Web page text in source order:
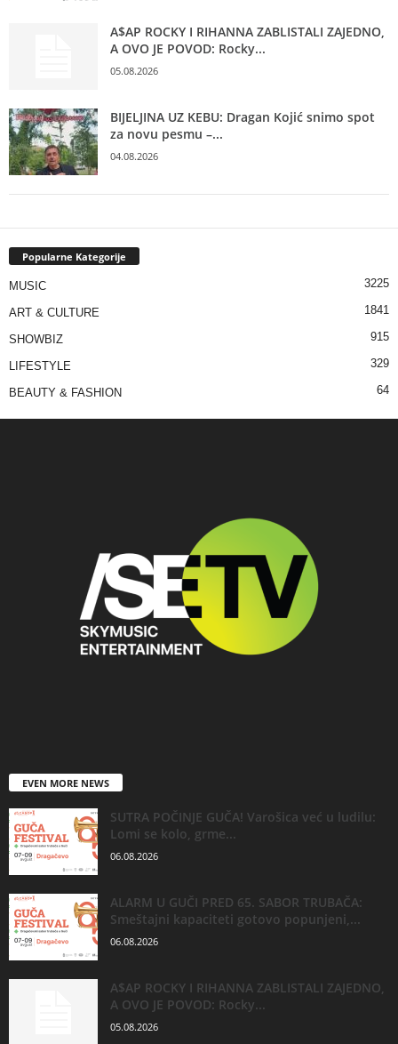
A$AP ROCKY I RIHANNA ZABLISTALI ZAJEDNO,
A OVO JE POVOD: Rocky...
05.08.2026
BIJELJINA UZ KEBU: Dragan Kojić snimo spot
za novu pesmu –...
04.08.2026
Popularne Kategorije
MUSIC 3225
ART & CULTURE 1841
SHOWBIZ 915
LIFESTYLE 329
BEAUTY & FASHION 64
EVEN MORE NEWS
SUTRA POČINJE GUČA! Varošica već u ludilu:
Lomi se kolo, grme...
06.08.2026
ALARM U GUČI PRED 65. SABOR TRUBAČA:
Smeštajni kapaciteti gotovo popunjeni,...
06.08.2026
A$AP ROCKY I RIHANNA ZABLISTALI ZAJEDNO,
A OVO JE POVOD: Rocky...
05.08.2026